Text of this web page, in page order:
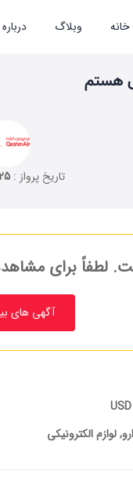
خانه وبلاگ
هستم
تاریخ پرواز :
لطفاً برای
آگهی های
لوازم الکترونیکی